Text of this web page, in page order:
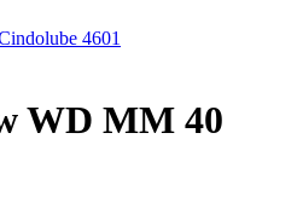
4601
WD MM 40